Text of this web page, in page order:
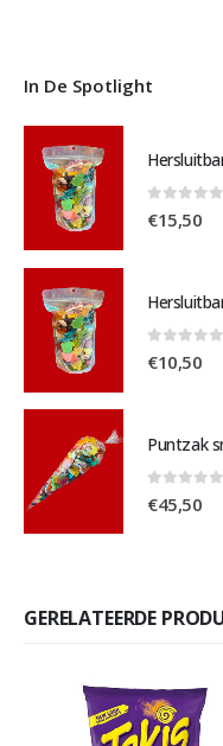
In De Spotlight
0out of 5
€15,50
€10,50
Puntzak
€45,50
GERELATEERDE